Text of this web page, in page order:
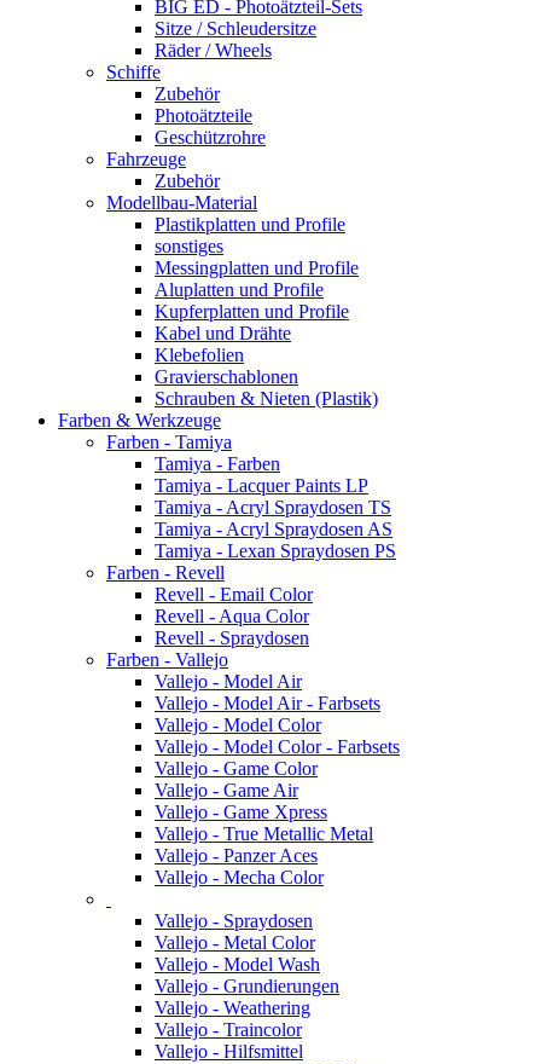
BIG ED - Photoätzteil-Sets
Sitze / Schleudersitze
Räder / Wheels
Schiffe
Zubehör
Photoätzteile
Geschützrohre
Fahrzeuge
Zubehör
Modellbau-Material
Plastikplatten und Profile
sonstiges
Messingplatten und Profile
Aluplatten und Profile
Kupferplatten und Profile
Kabel und Drähte
Klebefolien
Gravierschablonen
Schrauben & Nieten (Plastik)
Farben & Werkzeuge
Farben - Tamiya
Tamiya - Farben
Tamiya - Lacquer Paints LP
Tamiya - Acryl Spraydosen TS
Tamiya - Acryl Spraydosen AS
Tamiya - Lexan Spraydosen PS
Farben - Revell
Revell - Email Color
Revell - Aqua Color
Revell - Spraydosen
Farben - Vallejo
Vallejo - Model Air
Vallejo - Model Air - Farbsets
Vallejo - Model Color
Vallejo - Model Color - Farbsets
Vallejo - Game Color
Vallejo - Game Air
Vallejo - Game Xpress
Vallejo - True Metallic Metal
Vallejo - Panzer Aces
Vallejo - Mecha Color
Vallejo - Spraydosen
Vallejo - Metal Color
Vallejo - Model Wash
Vallejo - Grundierungen
Vallejo - Weathering
Vallejo - Traincolor
Vallejo - Hilfsmittel